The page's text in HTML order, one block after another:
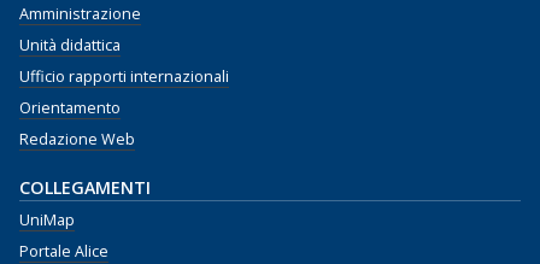
Amministrazione
Unità didattica
Ufficio rapporti internazionali
Orientamento
Redazione Web
COLLEGAMENTI
UniMap
Portale Alice